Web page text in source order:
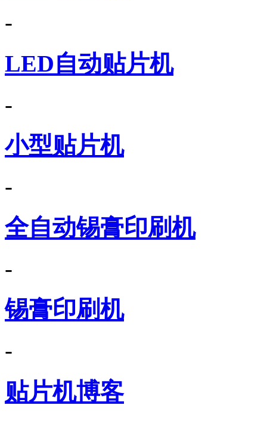
-
LED自动贴片机
-
小型贴片机
-
全自动锡膏印刷机
-
锡膏印刷机
-
贴片机博客